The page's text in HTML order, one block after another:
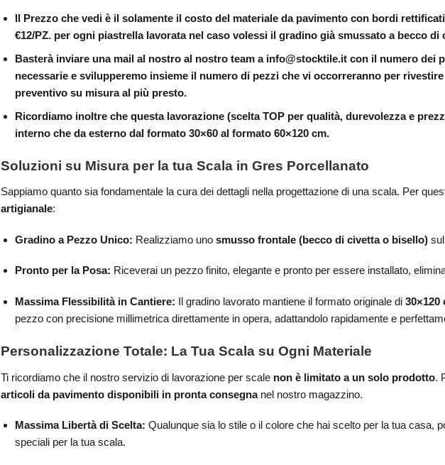
Il Prezzo che vedi è il solamente il costo del materiale da pavimento con bordi
€12/PZ. per ogni piastrella lavorata nel caso volessi il gradino già smussato a becco
Basterà inviare una mail al nostro al nostro team a info@stocktile.it con il numero
necessarie e svilupperemo insieme il numero di pezzi che vi occorreranno per
preventivo su misura al più presto.
Ricordiamo inoltre che questa lavorazione (scelta TOP per qualità, durevolezza e
interno che da esterno dal formato 30×60 al formato 60×120 cm.
Soluzioni su Misura per la tua Scala in Gres Porcellanato
Sappiamo quanto sia fondamentale la cura dei dettagli nella progettazione di una scala. Per
artigianale:
Gradino a Pezzo Unico: Realizziamo uno smusso frontale (becco di civetta o bisello)sul
Pronto per la Posa: Riceverai un pezzo finito, elegante e pronto per essere installato,
Massima Flessibilità in Cantiere: Il gradino lavorato mantiene il formato originale di 30×120
pezzo con precisione millimetrica direttamente in opera, adattandolo rapidamente e
Personalizzazione Totale: La Tua Scala su Ogni Materiale
Ti ricordiamo che il nostro servizio di lavorazione per scale non è limitato a un solo prodotto.
articoli da pavimento disponibili in pronta consegnanel nostro magazzino.
Massima Libertà di Scelta: Qualunque sia lo stile o il colore che hai scelto per la tua casa,
speciali per la tua scala.